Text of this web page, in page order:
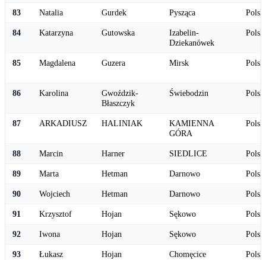
83 Natalia Gurdek Pysząca
84 Katarzyna Gutowska
Izabelin-
Dziekanówek
85 Magdalena Guzera Mirsk
86 Karolina
Gwoździk-
Błaszczyk
Świebodzin
87 ARKADIUSZ HALINIAK
KAMIENNA
GÓRA
88 Marcin Harner SIEDLICE
89 Marta Hetman Darnowo
90 Wojciech Hetman Darnowo
91 Krzysztof Hojan Sękowo
92 Iwona Hojan Sękowo
93 Łukasz Hojan Chomęcice